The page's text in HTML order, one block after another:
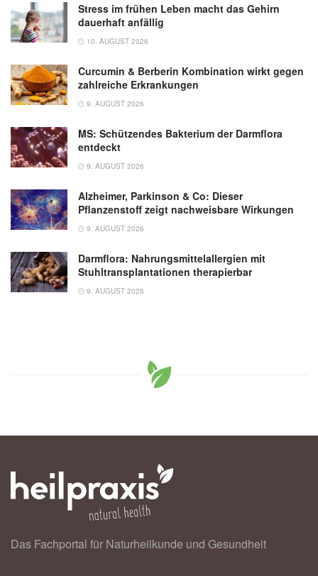
Stress im frühen Leben macht das Gehirn
dauerhaft anfällig
10. AUGUST 2026
Curcumin & Berberin Kombination wirkt gegen
zahlreiche Erkrankungen
9. AUGUST 2026
MS: Schützendes Bakterium der Darmflora
entdeckt
9. AUGUST 2026
Alzheimer, Parkinson & Co: Dieser
Pflanzenstoff zeigt nachweisbare Wirkungen
9. AUGUST 2026
Darmflora: Nahrungsmittelallergien mit
Stuhltransplantationen therapierbar
9. AUGUST 2026
Das Fachportal für Naturheilkunde und Gesundheit